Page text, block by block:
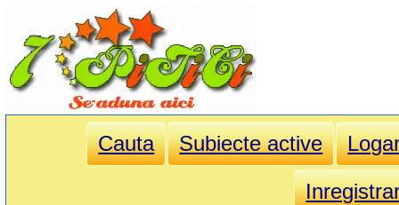
Cauta Subiecte active